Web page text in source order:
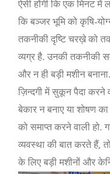
ऐसी होंगी कि एक मिनट में
कि बञ्जर भूमि को कृषि-
तकनीकी दृष्टि चरख़े को
व्यग्र है. उनकी तकनीकी
और न ही बड़ी मशीन
ज़िन्दगी में सुकून पैदा करने
बेकार न बनाए या शोषण
को समाप्त करने वाली हो.
व्यवस्था की बात करते हैं,
के लिए बड़ी मशीनों और